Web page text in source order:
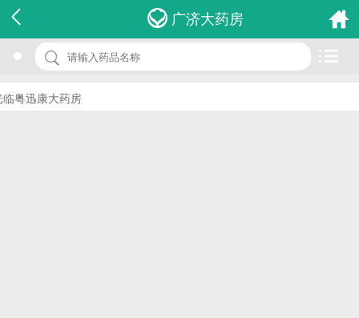
广济大药房
迅康大药房
名 称：小儿止咳糖浆
品 牌：(康业)